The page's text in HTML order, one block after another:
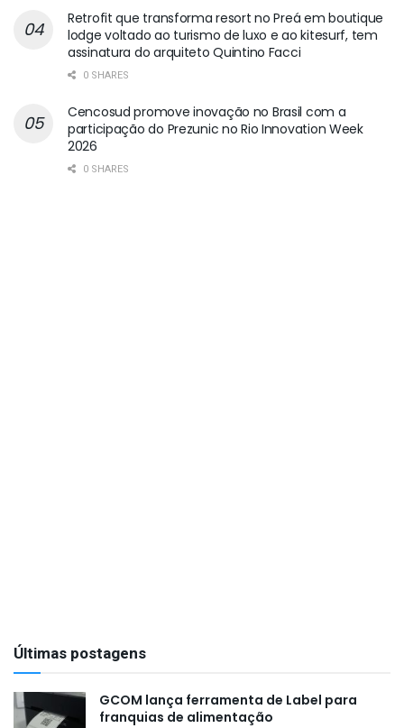
Retrofit que transforma resort no Preá em boutique
lodge voltado ao turismo de luxo e ao kitesurf, tem
assinatura do arquiteto Quintino Facci
0 SHARES
Cencosud promove inovação no Brasil com a
participação do Prezunic no Rio Innovation Week
2026
0 SHARES
Últimas postagens
GCOM lança ferramenta de Label para
franquias de alimentação